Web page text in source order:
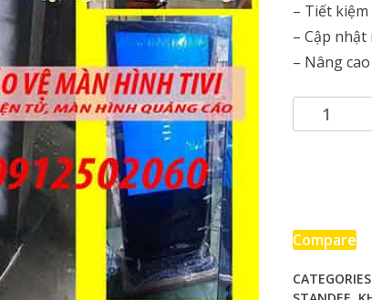
– Tiết
– Cập
– Nâng
【Khung
bảo
Điện
–
Compare